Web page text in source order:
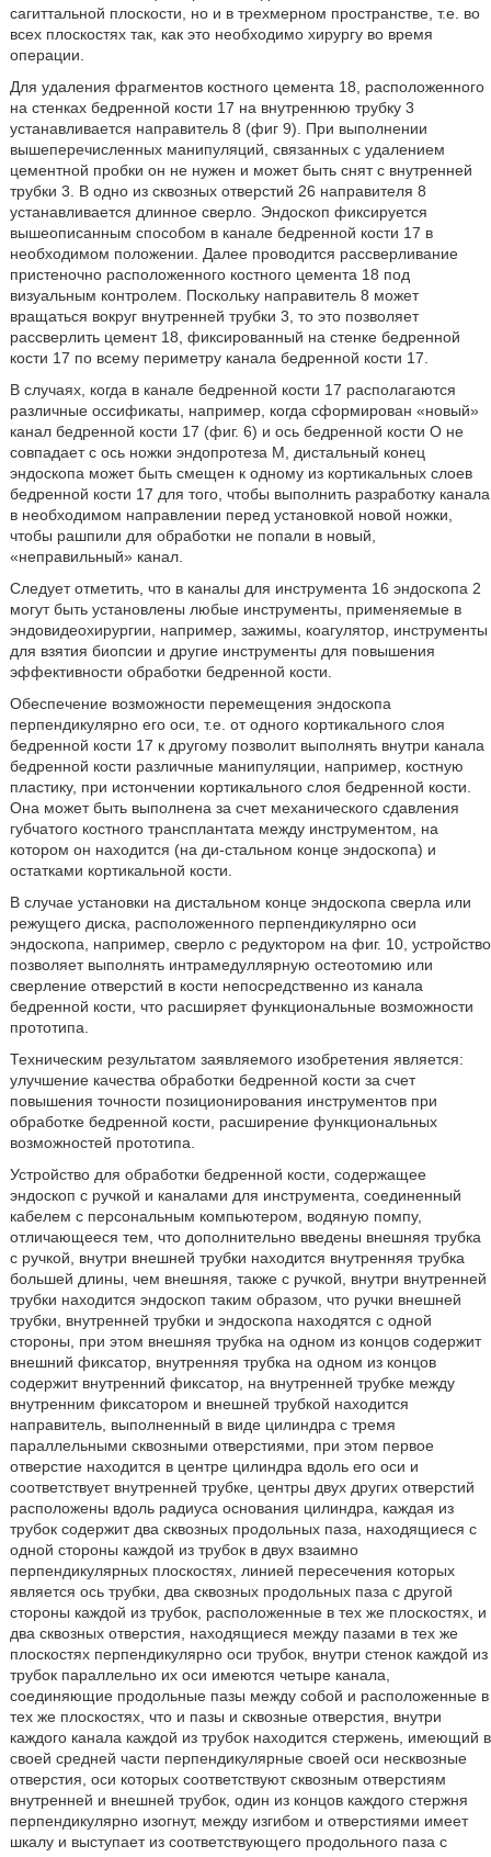
сагиттальной плоскости, но и в трехмерном пространстве, т.е. во
всех плоскостях так, как это необходимо хирургу во время
операции.
Для удаления фрагментов костного цемента 18, расположенного
на стенках бедренной кости 17 на внутреннюю трубку 3
устанавливается направитель 8 (фиг 9). При выполнении
вышеперечисленных манипуляций, связанных с удалением
цементной пробки он не нужен и может быть снят с внутренней
трубки 3. В одно из сквозных отверстий 26 направителя 8
устанавливается длинное сверло. Эндоскоп фиксируется
вышеописанным способом в канале бедренной кости 17 в
необходимом положении. Далее проводится рассверливание
пристеночно расположенного костного цемента 18 под
визуальным контролем. Поскольку направитель 8 может
вращаться вокруг внутренней трубки 3, то это позволяет
рассверлить цемент 18, фиксированный на стенке бедренной
кости 17 по всему периметру канала бедренной кости 17.
В случаях, когда в канале бедренной кости 17 располагаются
различные оссификаты, например, когда сформирован «новый»
канал бедренной кости 17 (фиг. 6) и ось бедренной кости О не
совпадает с ось ножки эндопротеза М, дистальный конец
эндоскопа может быть смещен к одному из кортикальных слоев
бедренной кости 17 для того, чтобы выполнить разработку канала
в необходимом направлении перед установкой новой ножки,
чтобы рашпили для обработки не попали в новый,
«неправильный» канал.
Следует отметить, что в каналы для инструмента 16 эндоскопа 2
могут быть установлены любые инструменты, применяемые в
эндовидеохирургии, например, зажимы, коагулятор, инструменты
для взятия биопсии и другие инструменты для повышения
эффективности обработки бедренной кости.
Обеспечение возможности перемещения эндоскопа
перпендикулярно его оси, т.е. от одного кортикального слоя
бедренной кости 17 к другому позволит выполнять внутри канала
бедренной кости различные манипуляции, например, костную
пластику, при истончении кортикального слоя бедренной кости.
Она может быть выполнена за счет механического сдавления
губчатого костного трансплантата между инструментом, на
котором он находится (на ди-стальном конце эндоскопа) и
остатками кортикальной кости.
В случае установки на дистальном конце эндоскопа сверла или
режущего диска, расположенного перпендикулярно оси
эндоскопа, например, сверло с редуктором на фиг. 10, устройство
позволяет выполнять интрамедуллярную остеотомию или
сверление отверстий в кости непосредственно из канала
бедренной кости, что расширяет функциональные возможности
прототипа.
Техническим результатом заявляемого изобретения является:
улучшение качества обработки бедренной кости за счет
повышения точности позиционирования инструментов при
обработке бедренной кости, расширение функциональных
возможностей прототипа.
Устройство для обработки бедренной кости, содержащее
эндоскоп с ручкой и каналами для инструмента, соединенный
кабелем с персональным компьютером, водяную помпу,
отличающееся тем, что дополнительно введены внешняя трубка
с ручкой, внутри внешней трубки находится внутренняя трубка
большей длины, чем внешняя, также с ручкой, внутри внутренней
трубки находится эндоскоп таким образом, что ручки внешней
трубки, внутренней трубки и эндоскопа находятся с одной
стороны, при этом внешняя трубка на одном из концов содержит
внешний фиксатор, внутренняя трубка на одном из концов
содержит внутренний фиксатор, на внутренней трубке между
внутренним фиксатором и внешней трубкой находится
направитель, выполненный в виде цилиндра с тремя
параллельными сквозными отверстиями, при этом первое
отверстие находится в центре цилиндра вдоль его оси и
соответствует внутренней трубке, центры двух других отверстий
расположены вдоль радиуса основания цилиндра, каждая из
трубок содержит два сквозных продольных паза, находящиеся с
одной стороны каждой из трубок в двух взаимно
перпендикулярных плоскостях, линией пересечения которых
является ось трубки, два сквозных продольных паза с другой
стороны каждой из трубок, расположенные в тех же плоскостях, и
два сквозных отверстия, находящиеся между пазами в тех же
плоскостях перпендикулярно оси трубок, внутри стенок каждой из
трубок параллельно их оси имеются четыре канала,
соединяющие продольные пазы между собой и расположенные в
тех же плоскостях, что и пазы и сквозные отверстия, внутри
каждого канала каждой из трубок находится стержень, имеющий в
своей средней части перпендикулярные своей оси несквозные
отверстия, оси которых соответствуют сквозным отверстиям
внутренней и внешней трубок, один из концов каждого стержня
перпендикулярно изогнут, между изгибом и отверстиями имеет
шкалу и выступает из соответствующего продольного паза с